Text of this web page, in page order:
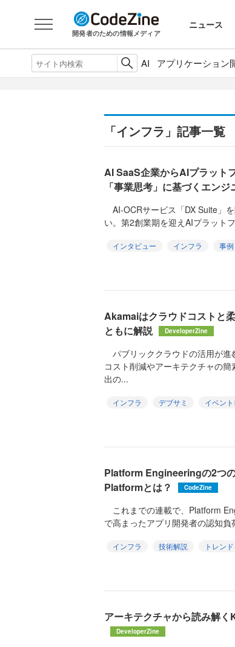
開発者のための情報メディア
ニュース
AI アプリケーション
「インフラ」記事一覧
AI SaaS企業からAIプラッ
「事業思考」に基づくエン
AI-OCRサービス「DX Suite」
い。第2創業期を迎えAIプラット
インタビュー インフラ 事例
Akamaiはクラウドコストと
ともに解説
DeveloperZine
パブリッククラウドの活用が進
コスト削減やアーキテクチャの
出の...
インフラ デブサミ
イベン
Platform Engineeringの2つ
Platformとは？
CodeZine
これまでの連載で、Platform
で高まったアプリ開発者の認知
インフラ 技術解説
トレンド
アーキテクチャから読み解
DeveloperZine